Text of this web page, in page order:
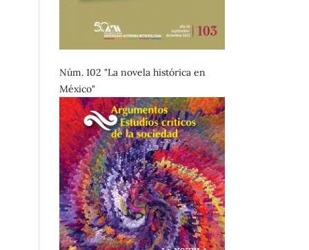
Núm. 102 "La novela histórica en
México"